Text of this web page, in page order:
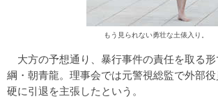
もう見られない勇壮な土俵入り。
大方の予想通り、暴行事件の責任を取る
綱・朝青龍。理事会では元警視総監で外部
硬に引退を主張したという。